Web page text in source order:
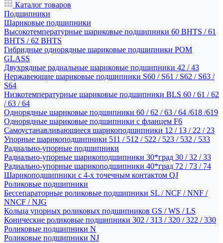
Каталог товаров
Подшипники
Шариковые подшипники
Высокотемпературные шариковые подшипники 60 BHTS / 61
BHTS / 62 BHTS
Гибридные однорядные шариковые подшипники POM
GLASS
Двухрядные радиальные шариковые подшипники 42 / 43
Нержавеющие шариковые подшипники S60 / S61 / S62 / S63 /
S64
Низкотемпературные шариковые подшипники BLS 60 / 61 / 62
/ 63 / 64
Однорядные шариковые подшипники 60 / 62 / 63 / 64 /618 /619
Однорядные шариковые подшипники с фланцем F6
Самоустанавливающиеся шарикоподшипники 12 / 13 / 22 / 23
Упорные шарикоподшипники 511 / 512 / 522 / 523 / 532 / 533
Радиально-упорные подшипники
Радиально-упорные шарикоподшипники 30*град 30 / 32 / 33
Радиально-упорные шарикоподшипники 40*град 72 / 73 / 74
Шарикоподшипники с 4-х точечным контактом QJ
Роликовые подшипники
Бессепараторные роликовые подшипники SL / NCF / NNF /
NNCF / NJG
Кольца упорных роликовых подшипников GS / WS / LS
Конические роликовые подшипники 302 / 313 / 320 / 322 / 330
Роликовые подшипники N
Роликовые подшипники NJ